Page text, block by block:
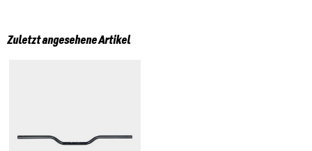
Zuletzt angesehene Artikel